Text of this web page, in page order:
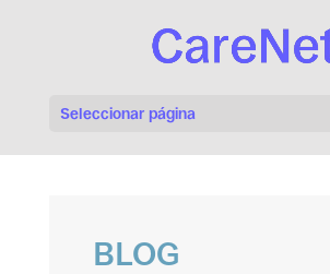
Seleccionar página
BLOG